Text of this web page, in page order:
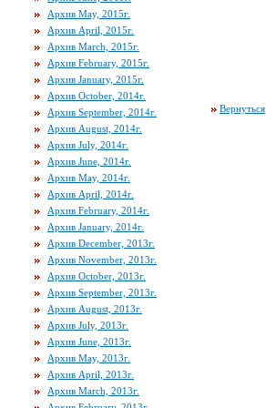
Архив May, 2015г.
Архив April, 2015г.
Архив March, 2015г.
Архив February, 2015г.
Архив January, 2015г.
Архив October, 2014г.
Архив September, 2014г.
Архив August, 2014г.
Архив July, 2014г.
Архив June, 2014г.
Архив May, 2014г.
Архив April, 2014г.
Архив February, 2014г.
Архив January, 2014г.
Архив December, 2013г.
Архив November, 2013г.
Архив October, 2013г.
Архив September, 2013г.
Архив August, 2013г.
Архив July, 2013г.
Архив June, 2013г.
Архив May, 2013г.
Архив April, 2013г.
Архив March, 2013г.
Вернуться